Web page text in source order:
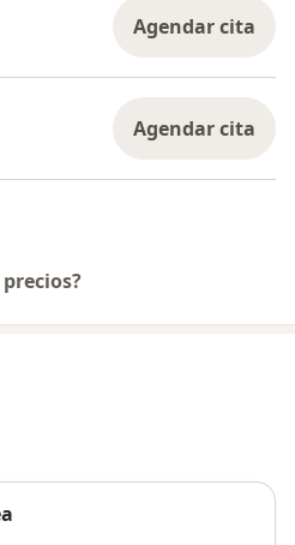
Agendar cita
Agendar cita